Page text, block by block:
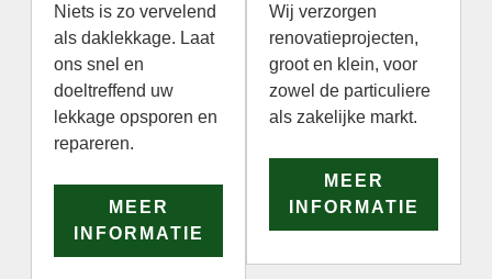
Niets is zo vervelend
als daklekkage. Laat
ons snel en
doeltreffend uw
lekkage opsporen en
repareren.
MEER
INFORMATIE
Wij verzorgen
renovatieprojecten,
groot en klein, voor
zowel de particuliere
als zakelijke markt.
MEER
INFORMATIE